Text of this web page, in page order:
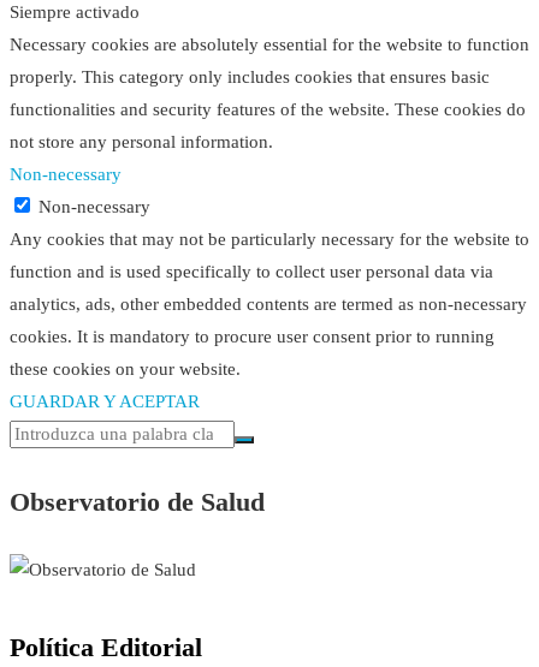
Siempre activado
Necessary cookies are absolutely essential for the website to function
properly. This category only includes cookies that ensures basic
functionalities and security features of the website. These cookies do
not store any personal information.
Non-necessary
Non-necessary
Any cookies that may not be particularly necessary for the website to
function and is used specifically to collect user personal data via
analytics, ads, other embedded contents are termed as non-necessary
cookies. It is mandatory to procure user consent prior to running
these cookies on your website.
GUARDAR Y ACEPTAR
Observatorio de Salud
Política Editorial